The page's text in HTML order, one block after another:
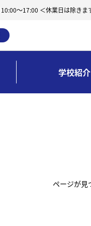
10:00～17:00 ＜休業日は除きま
学校紹介
ページが見